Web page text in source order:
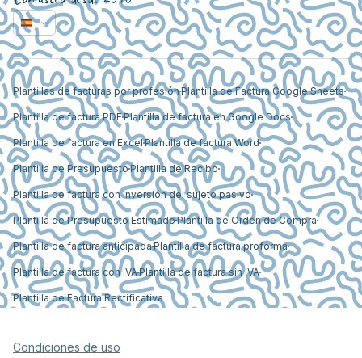
Plantillas de facturas por profesiónPlantilla de Factura Google Sheets
Plantilla de factura PDFPlantilla de factura en Google Docs
Plantilla de factura en ExcelPlantilla de factura Word
Plantilla de PresupuestoPlantilla de Recibo
Plantilla de factura con inversión del sujeto pasivo
Plantilla de Presupuesto EstimadoPlantilla de Orden de Compra
Plantilla de factura anticipadaPlantilla de factura proforma
Plantilla de factura con IVAPlantilla de factura sin IVA
Plantilla de Factura Rectificativa
Condiciones de uso